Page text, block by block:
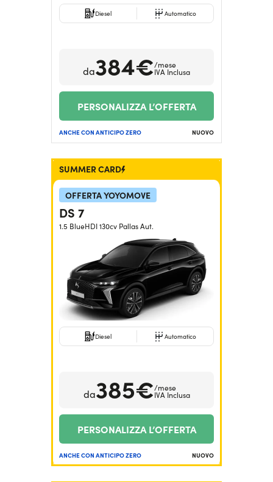
Diesel Automatico
da384€/mese
IVA Inclusa
PERSONALIZZA L’OFFERTA
ANCHE CON ANTICIPO ZERO NUOVO
SUMMER CARD
OFFERTA YOYOMOVE
DS 7
1.5 BlueHDI 130cv Pallas Aut.
Diesel Automatico
da385€/mese
IVA Inclusa
PERSONALIZZA L’OFFERTA
ANCHE CON ANTICIPO ZERO NUOVO